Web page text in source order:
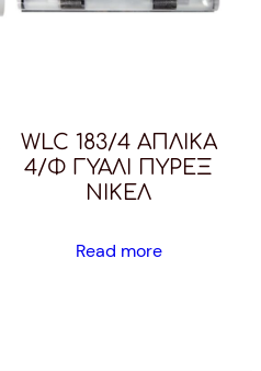
WLC 183/4 ΑΠΛΙΚΑ
4/Φ ΓΥΑΛΙ ΠΥΡΕΞ
ΝΙΚΕΛ
Read more